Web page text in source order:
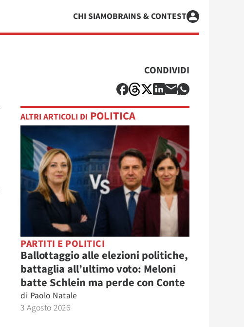
CHI SIAMOBRAINS & CONTEST
CONDIVIDI
ALTRI ARTICOLI DI POLITICA
PARTITI E POLITICI
Ballottaggio alle elezioni politiche,
battaglia all’ultimo voto: Meloni
batte Schlein ma perde con Conte
di Paolo Natale
3 Agosto 2026